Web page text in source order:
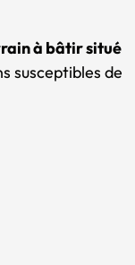
à bâtir situé
susceptibles de